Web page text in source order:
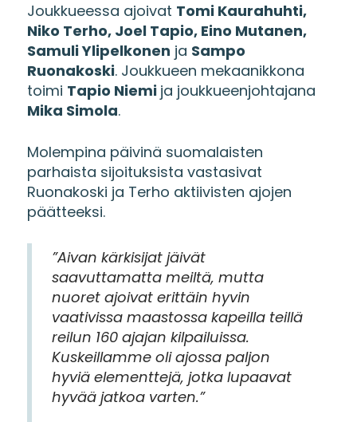
Joukkueessa ajoivat Tomi Kaurahuhti,
Niko Terho, Joel Tapio, Eino Mutanen,
Samuli Ylipelkonen ja Sampo
Ruonakoski. Joukkueen mekaanikkona
toimi Tapio Niemi ja joukkueenjohtajana
Mika Simola.
Molempina päivinä suomalaisten
parhaista sijoituksista vastasivat
Ruonakoski ja Terho aktiivisten ajojen
päätteeksi.
”Aivan kärkisijat jäivät
saavuttamatta meiltä, mutta
nuoret ajoivat erittäin hyvin
vaativissa maastossa kapeilla teillä
reilun 160 ajajan kilpailuissa.
Kuskeillamme oli ajossa paljon
hyviä elementtejä, jotka lupaavat
hyvää jatkoa varten.”